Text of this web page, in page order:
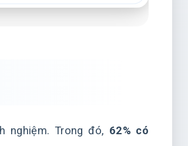
nghiệm. Trong đó, 62% có